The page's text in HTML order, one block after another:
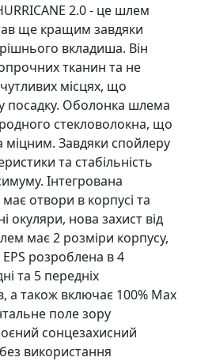
2.0 - це шлем
ще кращим завдяки
вкладиша. Він
тканин та не
місцях, що
посадку. Оболонка шлема
стекловолокна, що
міцним. Завдяки спойлеру
та стабільність
Інтегрована
отвори в корпусі та
окуляри, нова захист від
має 2 розміри корпусу,
розроблена в 4
та 5 передніх
а також включає 100% Max
поле зору
сонцезахисний
використання